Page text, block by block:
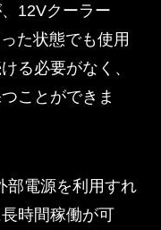
12Vクーラー
た状態でも使用
る必要がなく、
ことができま
部電源を利用すれ
時間稼働が可